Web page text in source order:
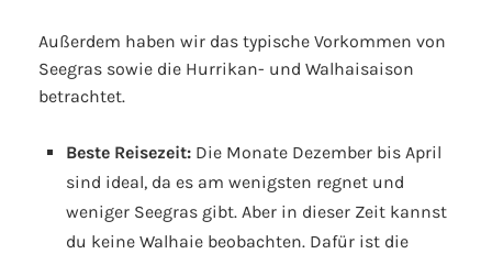
Außerdem haben wir das typische Vorkommen von
Seegras sowie die Hurrikan- und Walhaisaison
betrachtet.
Beste Reisezeit: Die Monate Dezember bis April
sind ideal, da es am wenigsten regnet und
weniger Seegras gibt. Aber in dieser Zeit kannst
du keine Walhaie beobachten. Dafür ist die